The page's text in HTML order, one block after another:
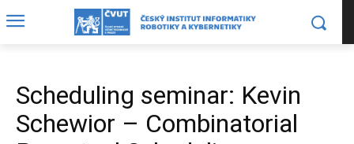
Scheduling seminar: Kevin
Schewior – Combinatorial